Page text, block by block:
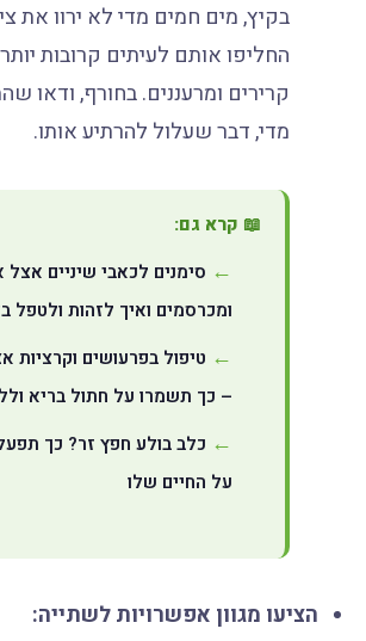
בקיץ, מים חמים מדי לא ירוו את
החליפו אותם לעיתים קרובות
קרירים ומרעננים. בחורף, ודאו
מדי, דבר שעלול להרתיע אותו.
📖 קרא גם:
סימנים לכאבי שיניים אצל
ומכרסמים ואיך לזהות ולטפל
טיפול בפרעושים וקרציות
– כך תשמרו על חתול בריא
כלב בולע חפץ זר? כך
על החיים שלו
הציעו מגוון אפשרויות לשתייה: